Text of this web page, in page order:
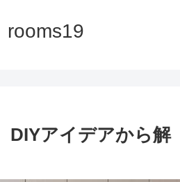
rooms19
DIYアイデアから解